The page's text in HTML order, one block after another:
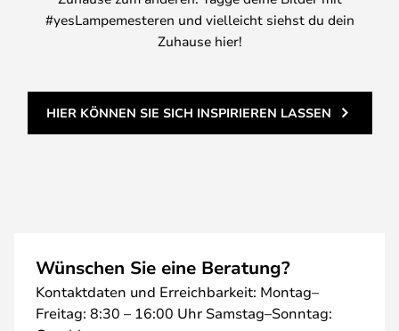
#yesLampemesteren und vielleicht siehst du dein
Zuhause hier!
HIER KÖNNEN SIE SICH INSPIRIEREN LASSEN
Wünschen Sie eine Beratung?
Kontaktdaten und Erreichbarkeit: Montag–
Freitag: 8:30 – 16:00 Uhr Samstag–Sonntag: